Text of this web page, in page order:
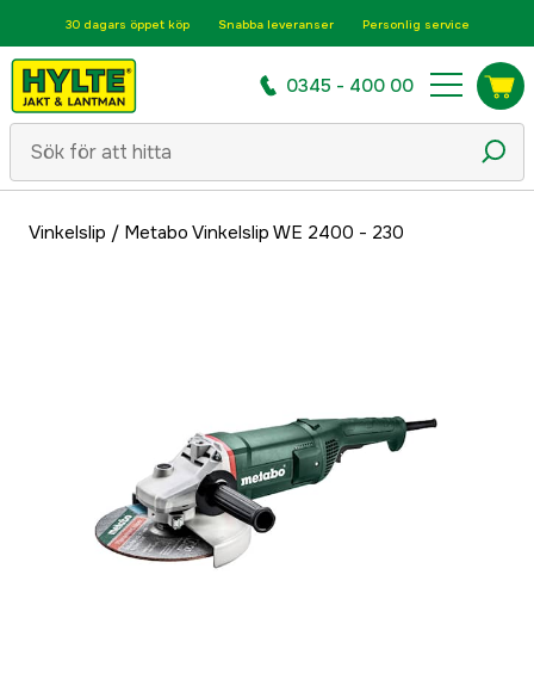
30 dagars öppet köp Snabba leveranser Personlig service
0345 - 400 00
Vinkelslip / Metabo Vinkelslip WE 2400 - 230